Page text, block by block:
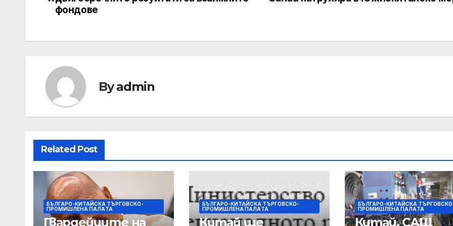
фондове
Byadmin
Related Post
БЪЛГАРО-КИТАЙСКА ТЪРГОВСКО-
ПРОМИШЛЕНА ПАЛAТА
Гвардейците на
БЪЛГАРО-КИТАЙСКА ТЪРГОВСКО-
ПРОМИШЛЕНА ПАЛAТА
Китай ще
БЪЛГАРО-КИТАЙСКА
ПРОМИШЛЕНА ПАЛAТА
Китай, САЩ